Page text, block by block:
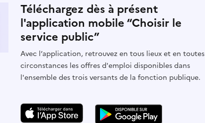
Téléchargez dès à présent
l'application mobile “Choisir le
service public”
Avec l’application, retrouvez en tous lieux et en toutes
circonstances les offres d'emploi disponibles dans
l'ensemble des trois versants de la fonction publique.